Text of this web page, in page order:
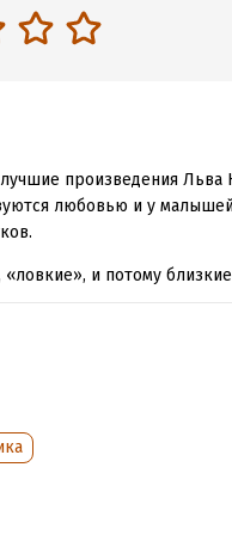
произведения Льва
любовью и у
и потому близкие
с добротой и
гениального